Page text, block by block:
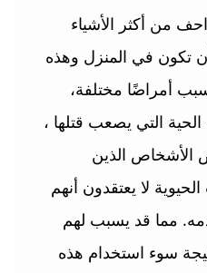
من أكثر الأشياء
تكون في المنزل وهذه
أمراضًا مختلفة،
التي يصعب قتلها ،
الأشخاص الذين
لا يعتقدون أنهم
مما قد يسبب لهم
سوء استخدام هذه